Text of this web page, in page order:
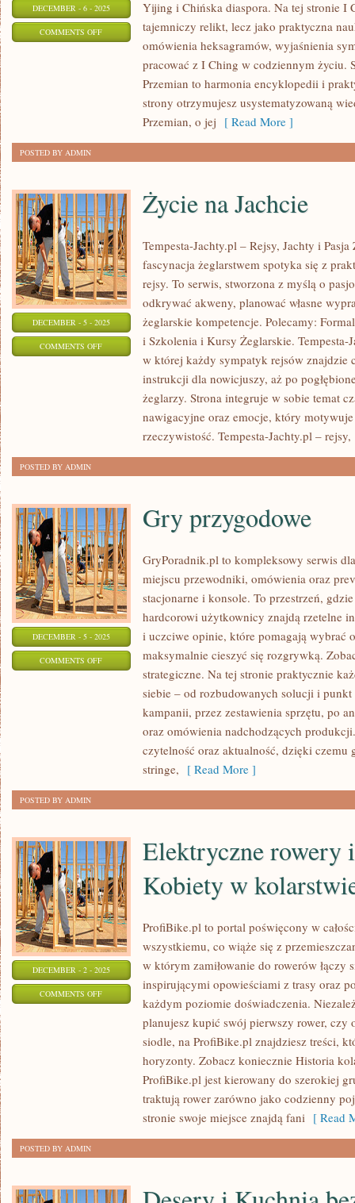
DECEMBER - 6 - 2025
COMMENTS OFFON
Yijing i Chińska diaspora. Na tej stronie I
tajemniczy relikt, lecz jako praktyczna
omówienia heksagramów, wyjaśnienia
pracować z I Ching w codziennym życiu.
Przemian to harmonia encyklopedii i
strony otrzymujesz usystematyzowaną
Przemian, o jej [ Read More ]
POSTED BY ADMIN
DECEMBER - 5 - 2025
COMMENTS OFFON
Życie na Jachcie
Tempesta-Jachty.pl – Rejsy, Jachty i
fascynacja żeglarstwem spotyka się z
rejsy. To serwis, stworzona z myślą o
odkrywać akweny, planować własne
żeglarskie kompetencje. Polecamy:
i Szkolenia i Kursy Żeglarskie. Tempesta-
w której każdy sympatyk rejsów znajdzie
instrukcji dla nowicjuszy, aż po
żeglarzy. Strona integruje w sobie temat
nawigacyjne oraz emocje, który
rzeczywistość. Tempesta-Jachty.pl – rejsy,
POSTED BY ADMIN
DECEMBER - 5 - 2025
COMMENTS OFFON
PRZYGODOWE
Gry przygodowe
GryPoradnik.pl to kompleksowy serwis
miejscu przewodniki, omówienia oraz
stacjonarne i konsole. To przestrzeń,
hardcorowi użytkownicy znajdą rzetelne
i uczciwe opinie, które pomagają wybrać
maksymalnie cieszyć się rozgrywką.
strategiczne. Na tej stronie praktycznie
siebie – od rozbudowanych solucji i
kampanii, przez zestawienia sprzętu, po
oraz omówienia nadchodzących
czytelność oraz aktualność, dzięki czemu
stringe, [ Read More ]
POSTED BY ADMIN
DECEMBER - 2 - 2025
COMMENTS OFFON
Elektryczne rowery
Kobiety w
ProfiBike.pl to portal poświęcony w
wszystkiemu, co wiąże się z
w którym zamiłowanie do rowerów łączy
inspirującymi opowieściami z trasy oraz
każdym poziomie doświadczenia.
planujesz kupić swój pierwszy rower, czy
siodle, na ProfiBike.pl znajdziesz treści,
horyzonty. Zobacz koniecznie Historia
ProfiBike.pl jest kierowany do szerokiej
traktują rower zarówno jako codzienny
stronie swoje miejsce znajdą fani [ Read
POSTED BY ADMIN